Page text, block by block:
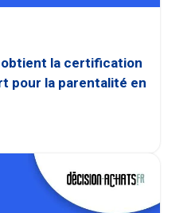
la certification
pour la parentalité en